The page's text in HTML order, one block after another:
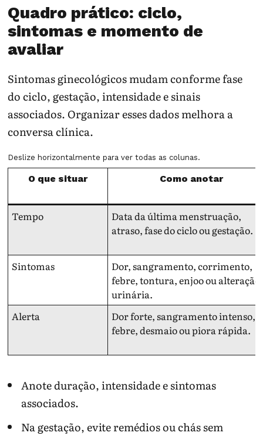
Quadro prático: ciclo,
sintomas e momento de
avaliar
Sintomas ginecológicos mudam conforme fase
do ciclo, gestação, intensidade e sinais
associados. Organizar esses dados melhora a
conversa clínica.
Deslize horizontalmente para ver todas as colunas.
O que situar Como anotar
Tempo
Data da última menstruação,
atraso, fase do ciclo ou gestação.
Sintomas
Dor, sangramento, corrimento,
febre, tontura, enjoo ou alteração
urinária.
Alerta
Dor forte, sangramento intenso,
febre, desmaio ou piora rápida.
Anote duração, intensidade e sintomas
associados.
Na gestação, evite remédios ou chás sem